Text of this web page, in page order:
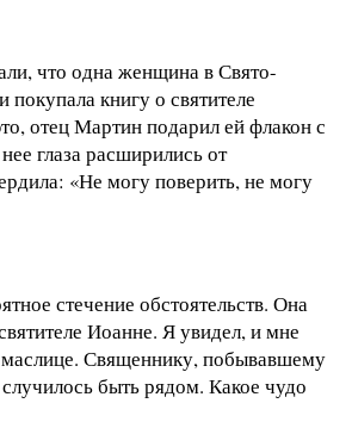
что одна женщина в Свято-
покупала книгу о святителе
отец Мартин подарил ей флакон с
глаза расширились от
«Не могу поверить, не могу
стечение обстоятельств. Она
Иоанне. Я увидел, и мне
Священнику, побывавшему
быть рядом. Какое чудо